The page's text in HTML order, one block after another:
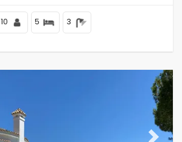
10 5 3